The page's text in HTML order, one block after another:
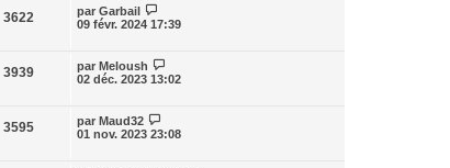
3622 par Garbail
09 févr. 2024 17:39
3939 par Meloush
02 déc. 2023 13:02
3595 par Maud32
01 nov. 2023 23:08